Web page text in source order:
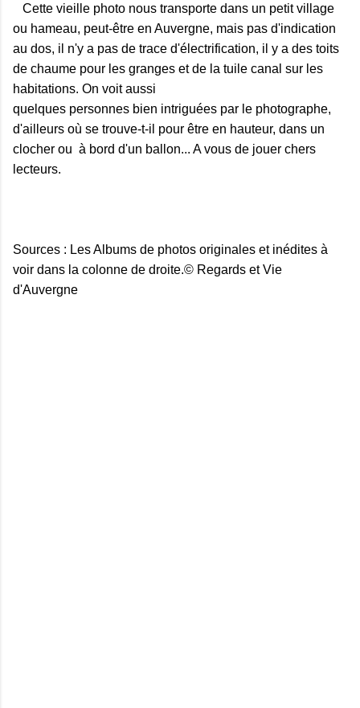
Cette vieille photo nous transporte dans un petit village
ou hameau, peut-être en Auvergne, mais pas d'indication
au dos, il n'y a pas de trace d'électrification, il y a des toits
de chaume pour les granges et de la tuile canal sur les
habitations. On voit aussi
quelques personnes bien intriguées par le photographe,
d'ailleurs où se trouve-t-il pour être en hauteur, dans un
clocher ou à bord d'un ballon... A vous de jouer chers
lecteurs.
Sources : Les Albums de photos originales et inédites à
voir dans la colonne de droite.© Regards et Vie
d'Auvergne